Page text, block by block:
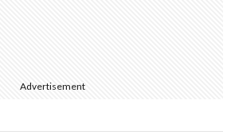
Advertisement